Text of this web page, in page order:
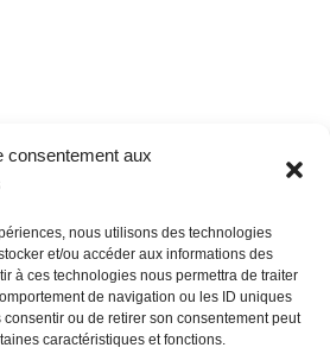
consentement aux
nous utilisons des technologies
et/ou accéder aux informations des
à ces technologies nous permettra de traiter
de navigation ou les ID uniques
ou de retirer son consentement peut
caractéristiques et fonctions.
à 18h30